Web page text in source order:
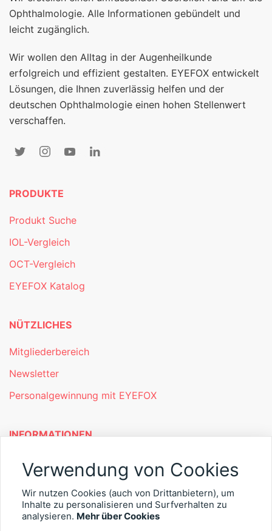
Ophthalmologie. Alle Informationen gebündelt und
leicht zugänglich.
Wir wollen den Alltag in der Augenheilkunde
erfolgreich und effizient gestalten. EYEFOX entwickelt
Lösungen, die Ihnen zuverlässig helfen und der
deutschen Ophthalmologie einen hohen Stellenwert
verschaffen.
PRODUKTE
Produkt Suche
IOL-Vergleich
OCT-Vergleich
EYEFOX Katalog
NÜTZLICHES
Mitgliederbereich
Newsletter
Personalgewinnung mit EYEFOX
INFORMATIONEN
Was ist EYEFOX – Ihre Möglichkeiten
Kontakt
Verwendung von Cookies
Wir nutzen Cookies (auch von Drittanbietern), um
Inhalte zu personalisieren und Surfverhalten zu
analysieren. Mehr über Cookies